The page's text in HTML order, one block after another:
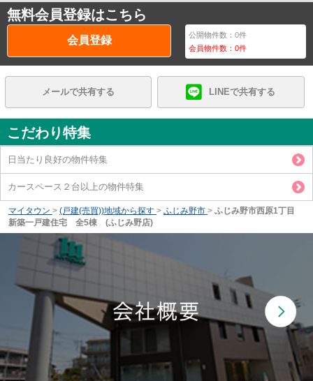
無料会員登録はこちら
会員登録 公開物件数：0件
会員物件数：0件
メールで共有する LINEで共有する
こだわり特集
日当たり良好の物件特集
カースペース２台以上の物件特集
マイタウン > (戸建(売買))地域から探す > ふじみ野市 > ふじみ野市西原1丁目
新築一戸建住宅 全5棟 (ふじみ野店)